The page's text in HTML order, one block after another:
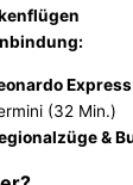
(32 Min.)
&